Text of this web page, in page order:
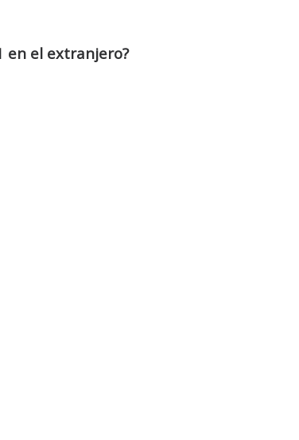
en el extranjero?
A LAS OPORTUNIDADES DE ESTUDIOS EN LAS
PÚBLICAS DE ESPAÑA, DONDE HABLAREMOS DE LOS
(requisito obligatorio para ingresar a una